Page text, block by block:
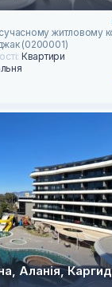
житловому
(0200001)
Квартири
Аланія,